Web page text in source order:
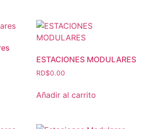
ESTACIONES MODULARES
RD$0.00
Añadir al carrito